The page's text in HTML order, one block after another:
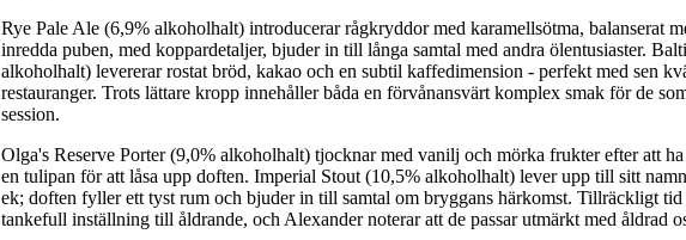
Rye Pale Ale (6,9% alkoholhalt) introducerar rågkryddor med karamellsötma, balanserat
inredda puben, med koppardetaljer, bjuder in till långa samtal med andra ölentusiaster.
alkoholhalt) levererar rostat bröd, kakao och en subtil kaffedimension - perfekt med sen
restauranger. Trots lättare kropp innehåller båda en förvånansvärt komplex smak för de
session.
Olga's Reserve Porter (9,0% alkoholhalt) tjocknar med vanilj och mörka frukter efter att
en tulipan för att låsa upp doften. Imperial Stout (10,5% alkoholhalt) lever upp till sitt
ek; doften fyller ett tyst rum och bjuder in till samtal om bryggans härkomst. Tillräckligt tid
tankefull inställning till åldrande, och Alexander noterar att de passar utmärkt med åldrad